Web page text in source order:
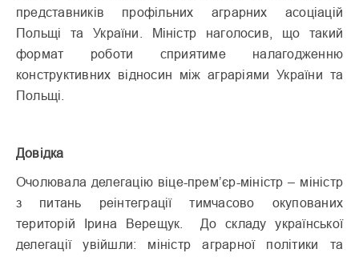
представників профільних аграрних асоціацій
Польщі та України. Міністр наголосив, що такий
формат роботи сприятиме налагодженню
конструктивних відносин між аграріями України та
Польщі.
Довідка
Очолювала делегацію віце-прем’єр-міністр – міністр
з питань реінтеграції тимчасово окупованих
територій Ірина Верещук. До складу української
делегації увійшли: міністр аграрної політики та